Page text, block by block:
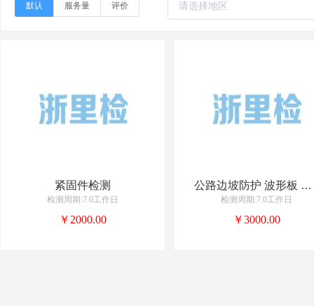
默认 服务量 评价
紧固件检测
检测周期:7.0工作日
￥2000.00
公路边坡防护 波形板 立柱
检测周期:7.0工作日
￥3000.00